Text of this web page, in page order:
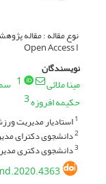
Open Access I
نویسندگان
مینا ملائی 1
حکیمه افروزه3
1استادیار مدیریت
2دانشجوی دکترای
3دانشجوی دکتری